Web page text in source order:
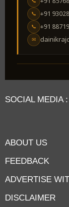
📞 +91
📞 +91
✉
SOCIAL MEDIA :
ABOUT US
FEEDBACK
ADVERTISE
DISCLAIMER